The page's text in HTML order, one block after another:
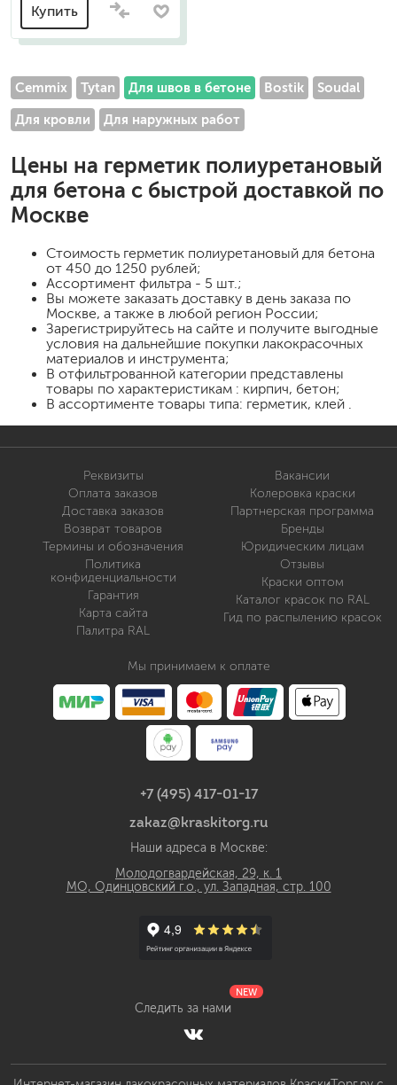
Купить
Cemmix Tytan Для швов в бетоне Bostik Soudal
Для кровли Для наружных работ
Цены на герметик полиуретановый
для бетона с быстрой доставкой по
Москве
Стоимость герметик полиуретановый для бетона
от 450 до 1250 рублей;
Ассортимент фильтра - 5 шт.;
Вы можете заказать доставку в день заказа по
Москве, а также в любой регион России;
Зарегистрируйтесь на сайте и получите выгодные
условия на дальнейшие покупки лакокрасочных
материалов и инструмента;
В отфильтрованной категории представлены
товары по характеристикам : кирпич, бетон;
В ассортименте товары типа: герметик, клей .
Реквизиты
Оплата заказов
Доставка заказов
Возврат товаров
Термины и обозначения
Политика
конфиденциальности
Гарантия
Карта сайта
Палитра RAL
Вакансии
Колеровка краски
Партнерская программа
Бренды
Юридическим лицам
Отзывы
Краски оптом
Каталог красок по RAL
Гид по распылению красок
Мы принимаем к оплате
+7 (495) 417-01-17
zakaz@kraskitorg.ru
Наши адреса в Москве:
Молодогвардейская, 29, к. 1
МО, Одинцовский г.о., ул. Западная, стр. 100
Следить за нами
NEW